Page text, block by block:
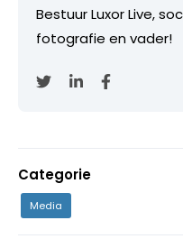
Bestuur Luxor Live,
fotografie en vader!
Categorie
Media